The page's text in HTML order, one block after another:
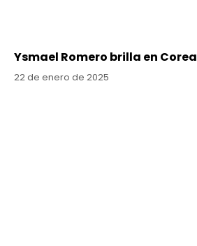
Ysmael Romero brilla en Corea
22 de enero de 2025